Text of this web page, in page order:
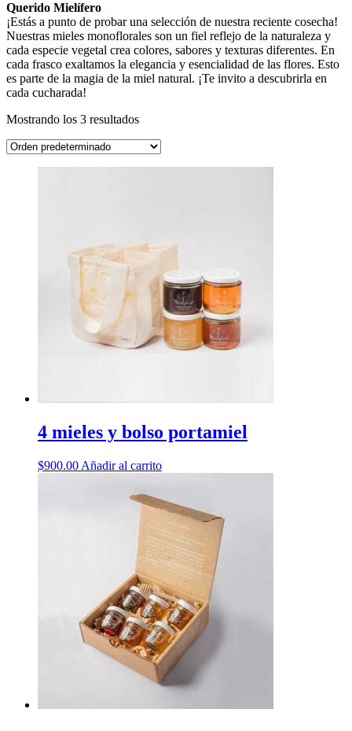
Querido Mielífero
¡Estás a punto de probar una selección de nuestra reciente cosecha!
Nuestras mieles monoflorales son un fiel reflejo de la naturaleza y
cada especie vegetal crea colores, sabores y texturas diferentes. En
cada frasco exaltamos la elegancia y esencialidad de las flores. Esto
es parte de la magia de la miel natural. ¡Te invito a descubrirla en
cada cucharada!
Mostrando los 3 resultados
4 mieles y bolso portamiel
$900.00 Añadir al carrito